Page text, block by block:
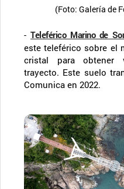
(Foto: Galería de
-Teleférico Marino de
este teleférico sobre el
cristal para obtener
trayecto. Este suelo
Comunica en 2022.